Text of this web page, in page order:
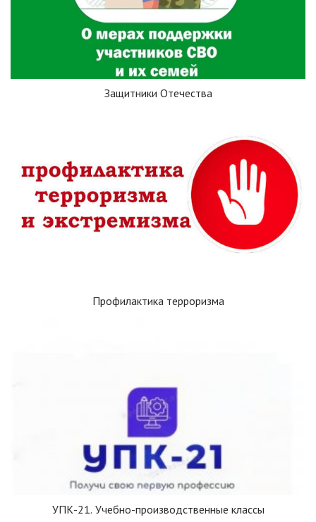
Защитники Отечества
Профилактика терроризма
УПК-21. Учебно-производственные классы